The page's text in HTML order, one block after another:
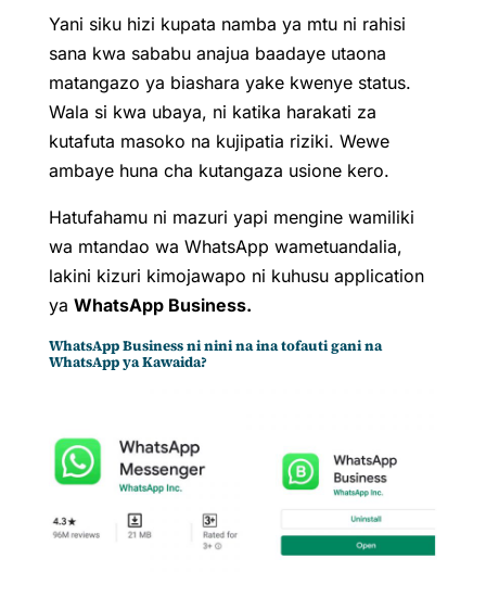
Yani siku hizi kupata namba ya mtu ni rahisi
sana kwa sababu anajua baadaye utaona
matangazo ya biashara yake kwenye status.
Wala si kwa ubaya, ni katika harakati za
kutafuta masoko na kujipatia riziki. Wewe
ambaye huna cha kutangaza usione kero.
Hatufahamu ni mazuri yapi mengine wamiliki
wa mtandao wa WhatsApp wametuandalia,
lakini kizuri kimojawapo ni kuhusu application
ya WhatsApp Business.
WhatsApp Business ni nini na ina tofauti gani na
WhatsApp ya Kawaida?